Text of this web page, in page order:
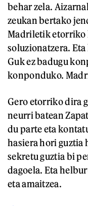
behar zela.
zeukan bertako
Madriletik etorriko
soluzionatzera.
Guk ez badugu
konponduko.
Gero etorriko dira
neurri batean
du parte eta
hasiera hori guztia
sekretu guztia bi
dagoela. Eta
eta amaitzea.